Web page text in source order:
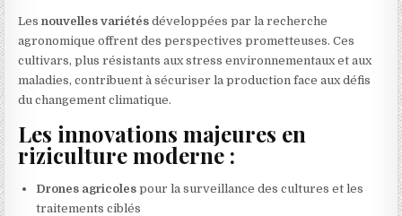
Lesnouvelles variétés développées par la recherche
agronomique offrent des perspectives prometteuses. Ces
cultivars, plus résistants aux stress environnementaux et aux
maladies, contribuent à sécuriser la production face aux défis
du changement climatique.
Les innovations majeures en
riziculture moderne :
Drones agricoles pour la surveillance des cultures et les
traitements ciblés